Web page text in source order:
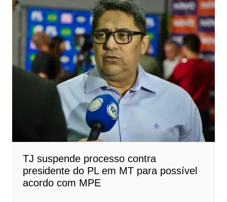
TJ suspende processo contra
presidente do PL em MT para possível
acordo com MPE